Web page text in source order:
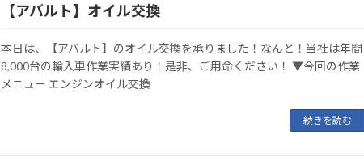
【アバルト】オイル交換
本日は、【アバルト】のオイル交換を承りました！なんと！当社は年間
8,000台の輸入車作業実績あり！是非、ご用命ください！ ▼今回の作業
メニュー エンジンオイル交換
続きを読む